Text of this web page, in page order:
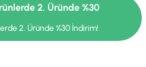
2. Üründe %30
2. Üründe %30 İndirim!